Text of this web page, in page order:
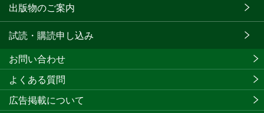
出版物のご案内
試読・購読申し込み
お問い合わせ
よくある質問
広告掲載について